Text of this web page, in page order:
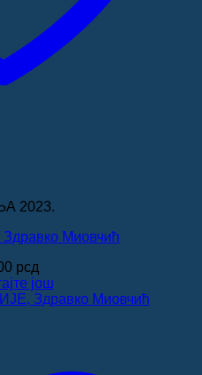
2023.
Миовчић
рсд
још